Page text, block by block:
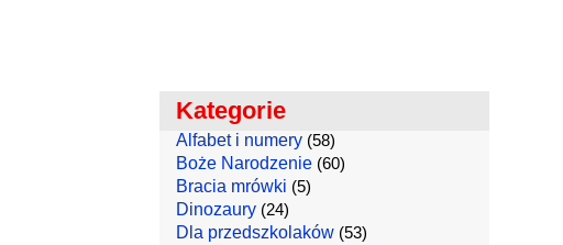
Kategorie
Alfabet i numery(58)
Boże Narodzenie(60)
Bracia mrówki (5)
Dinozaury(24)
Dla przedszkolaków(53)